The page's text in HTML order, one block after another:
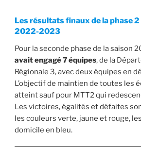
Les résultats finaux de la phase 2
2022-2023
Pour la seconde phase de la saison
avait engagé 7 équipes, de la
Régionale 3, avec deux équipes en
L’objectif de maintien de toutes les
atteint sauf pour MTT2 qui
Les victoires, égalités et défaites
les couleurs verte, jaune et rouge,
domicile en bleu.